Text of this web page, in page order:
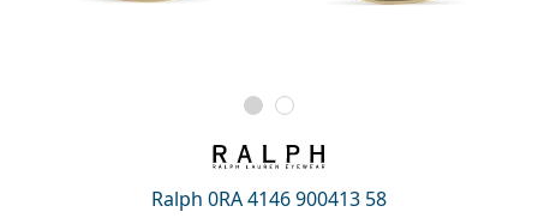
Ralph 0RA 4146 900413 58